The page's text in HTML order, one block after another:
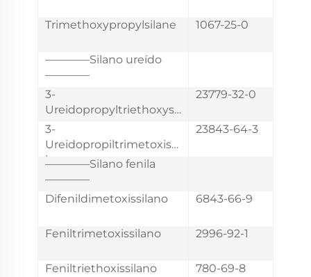
Trimethoxypropylsilane 1067-25-0
————Silano ureído
————
3-
Ureidopropyltriethoxysil
ane
23779-32-0
3-
Ureidopropiltrimetoxissi
lano
23843-64-3
————Silano fenila
————
Difenildimetoxissilano
6843-66-9
Feniltrimetoxissilano 2996-92-1
Feniltriethoxissilano 780-69-8